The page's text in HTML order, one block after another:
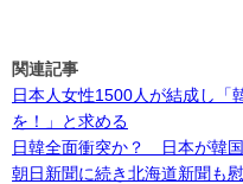
関連記事
日本人女性1500人が結成し「
を！」と求める
日韓全面衝突か？ 日本が韓
朝日新聞に続き北海道新聞も